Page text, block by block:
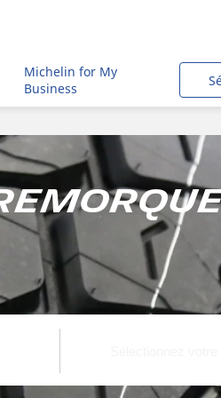
Michelin for My
Business
,